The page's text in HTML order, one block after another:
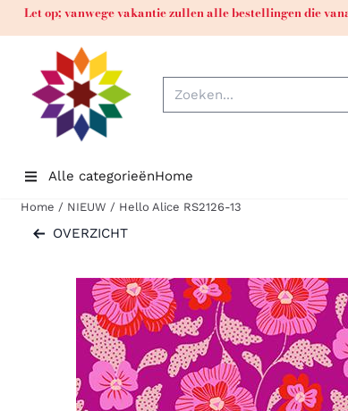
Cookievoorkeuren zijn momenteel gesloten.
Let op; vanwege vakantie zullen alle bestellingen die
Zoeken
Alle categorieënHome
Home / NIEUW / Hello Alice RS2126-13
OVERZICHT